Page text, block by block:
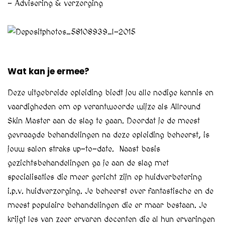
– Advisering & verzorging
Wat kan je ermee?
Deze uitgebreide opleiding biedt jou alle nodige kennis en
vaardigheden om op verantwoorde wijze als Allround
Skin Master aan de slag te gaan. Doordat je de meest
gevraagde behandelingen na deze opleiding beheerst, is
jouw salon straks up-to-date. Naast basis
gezichtsbehandelingen ga je aan de slag met
specialisaties die meer gericht zijn op huidverbetering
i.p.v. huidverzorging. Je beheerst over fantastische en de
meest populaire behandelingen die er maar bestaan. Je
krijgt les van zeer ervaren docenten die al hun ervaringen